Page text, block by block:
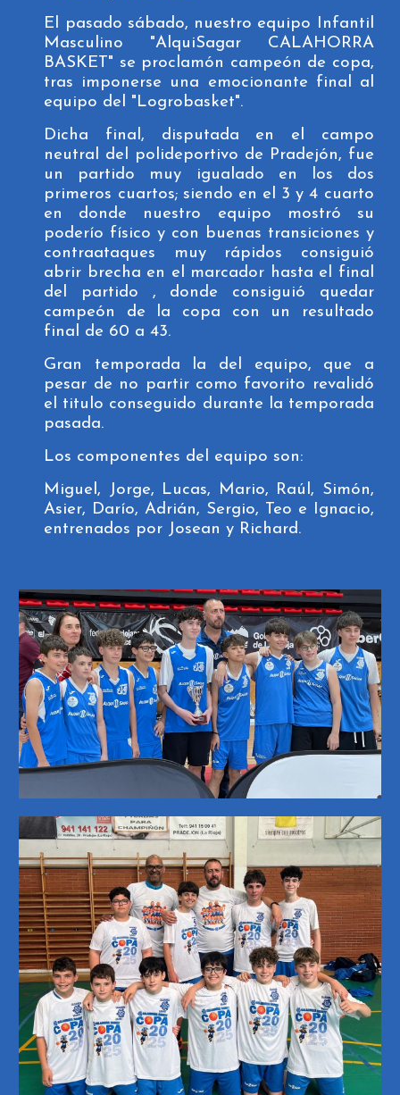
El pasado sábado, nuestro equipo Infantil
Masculino "AlquiSagar CALAHORRA
BASKET" se proclamón campeón de copa,
tras imponerse una emocionante final al
equipo del "Logrobasket".
Dicha final, disputada en el campo
neutral del polideportivo de Pradejón, fue
un partido muy igualado en los dos
primeros cuartos; siendo en el 3 y 4 cuarto
en donde nuestro equipo mostró su
poderío físico y con buenas transiciones y
contraataques muy rápidos consiguió
abrir brecha en el marcador hasta el final
del partido , donde consiguió quedar
campeón de la copa con un resultado
final de 60 a 43.
Gran temporada la del equipo, que a
pesar de no partir como favorito revalidó
el titulo conseguido durante la temporada
pasada.
Los componentes del equipo son:
Miguel, Jorge, Lucas, Mario, Raúl, Simón,
Asier, Darío, Adrián, Sergio, Teo e Ignacio,
entrenados por Josean y Richard.